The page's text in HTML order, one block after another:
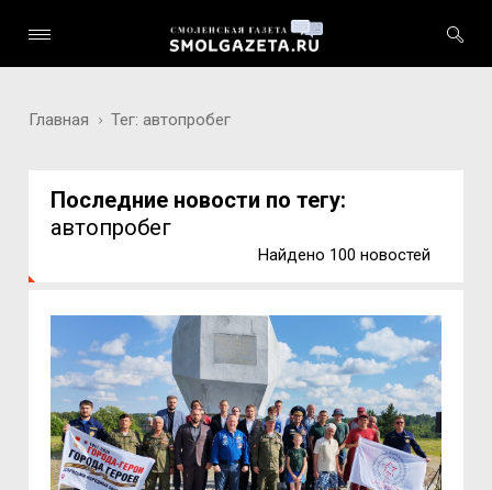
Главная Тег: автопробег
Последние новости по тегу:
автопробег
Найдено 100 новостей